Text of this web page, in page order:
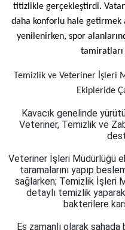
titizlikle gerçekleştirdi.
daha konforlu hale getirmek
yenilenirken, spor
tamiratları
Temizlik ve Veteriner İşleri
Ekipleride
Kavacık genelinde
Veteriner, Temizlik ve
Veteriner İşleri Müdürlüğü
taramalarını yapıp
sağlarken; Temizlik İşleri
detaylı temizlik
bakterilere
Eş zamanlı olarak